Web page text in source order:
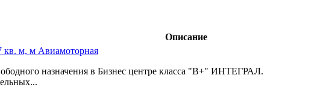
Описание
кв. м, м Авиамоторная
назначения в Бизнес центре класса "В+" ИНТЕГРАЛ.